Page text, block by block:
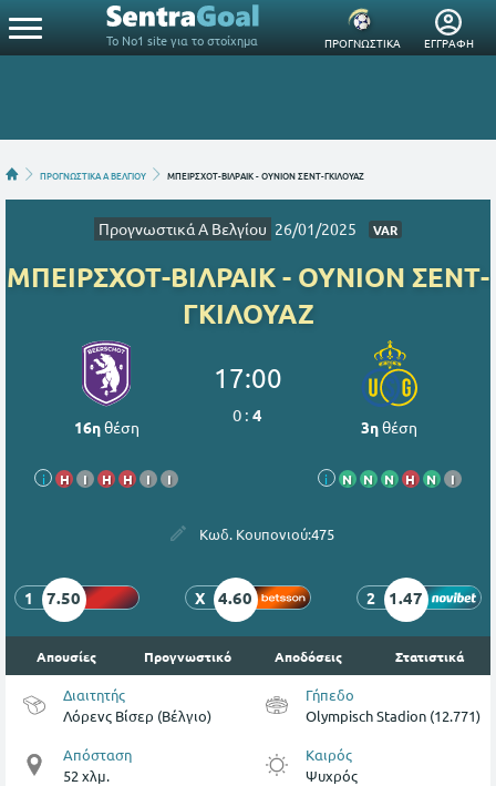
Το Νο1 site για το στοίχημα ΠΡΟΓΝΩΣΤΙΚΑ ΕΓΓΡΑΦΗ
ΠΡΟΓΝΩΣΤΙΚΑ Α ΒΕΛΓΙΟΥ ΜΠΕΙΡΣΧΟΤ-ΒΙΛΡΑΙΚ - ΟΥΝΙΟΝ ΣΕΝΤ-ΓΚΙΛΟΥΑΖ
Προγνωστικά Α Βελγίου 26/01/2025 VAR
ΜΠΕΙΡΣΧΟΤ-ΒΙΛΡΑΙΚ - ΟΥΝΙΟΝ ΣΕΝΤ-
ΓΚΙΛΟΥΑΖ
16ηθέση
i Η Ι Η Η Ι Ι
17:00
0 :4
3ηθέση
i Ν Ν Ν Η Ν Ι
Κωδ. Κουπονιού:475
1 7.50 X 4.60 2 1.47
Απουσίες Προγνωστικό Αποδόσεις Στατιστικά
Διαιτητής
Λόρενς Βίσερ (Βέλγιο)
Γήπεδο
Olympisch Stadion (12.771)
Απόσταση
52 χλμ.
Καιρός
Ψυχρός